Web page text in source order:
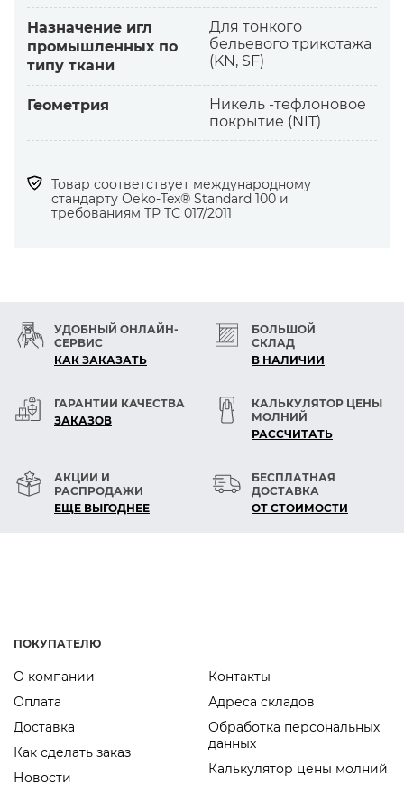
материал.
Рекомендуется в случаях, когда стандартную
иглу приходится постоянно смазывать. В
перечень проблемных входят материалы:
— с низкой температурой размягчения;
— из химических и синтетических волокон;
— тяжелые и жесткие;
— с агрессивной химической отделкой.
Особенности и выгоды
чем у стандартной.
— Легкое протягивание швейной нитки в
— Возможно использование очень толстых
швейных ниток.
— Легко проникает в твердые материалы.
сокращается время простоя.
Назначение игл
промышленных по
типу ткани
Для тонкого
бельевого трикотажа
(KN, SF)
Геометрия
Никель -тефлоновое
покрытие (NIT)
Товар соответствует международному
стандарту Оеko-Tex® Standard 100 и
требованиям ТР ТС 017/2011
УДОБНЫЙ ОНЛАЙН-
СЕРВИС
КАК ЗАКАЗАТЬ
БОЛЬШОЙ
СКЛАД
В НАЛИЧИИ
ГАРАНТИИ КАЧЕСТВА
ЗАКАЗОВ
КАЛЬКУЛЯТОР ЦЕНЫ
МОЛНИЙ
РАСCЧИТАТЬ
АКЦИИ И
РАСПРОДАЖИ
ЕЩЕ ВЫГОДНЕЕ
БЕСПЛАТНАЯ
ДОСТАВКА
ОТ СТОИМОСТИ
ПОКУПАТЕЛЮ
О компании
Оплата
Доставка
Как сделать заказ
Новости
Контакты
Адреса складов
Обработка персональных
данных
Калькулятор цены молний